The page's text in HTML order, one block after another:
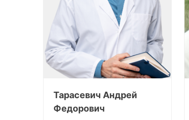
Тарасевич Андрей
Федорович